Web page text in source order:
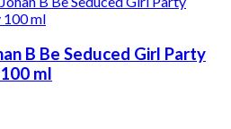
B Be Seduced Girl Party
ml